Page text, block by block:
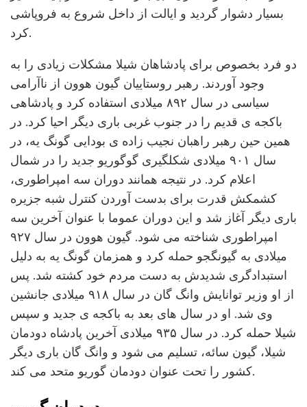
بسیار دشوار گردید و ایالت از داخل شروع به فروپاشی
کرد.
دو فرد بخصوص برای پادشاهان شیلا مشکلات زیادی را به
وجود آوردند. رهبر روستاییان گیون هوون از ناآرامی
سیاسی در سال ۸۹۲ میلادی استفاده کرد و پادشاهی
باکجه ی قدیم را در جنوب غربی باری دیگر احیا کرد. در
همین حین رهبر راهبان نجیب زاده ی بودایی گونگ یه، در
سال ۹۰۱ میلادی شکلگیری گوگوریو جدید را در شمال
اعلام کرد. در نتیجه همانند دوران سه امپراطوری‌،
کشمکش قدرت برای بدست آوردن کنترل شبه جزیره
باری دیگر آغاز شد و این دوران عموما با عنوان آخرین سه
امپراطوری شناخته می شود. گیون هوون در سال ۹۲۷
میلادی به گیونگجو حمله کرد و همزمان گونگ یه به دلیل
استبدادگری شدیدش به دست مردم خود کشته شد. پس
از او وزیر توانایش وانگ گان در سال ۹۱۸ میلادی جانشین
وی شد. او در سال های بعد به باکجه ی جدید و سپس
شیلا حمله کرد. در سال ۹۳۵ میلادی آخرین پادشاه دودمان
شیلا، گیون سائه، تسلیم می شود و وانگ گان باری دیگر
کشور را تحت عنوان دودمان گوریو متحد می کند.